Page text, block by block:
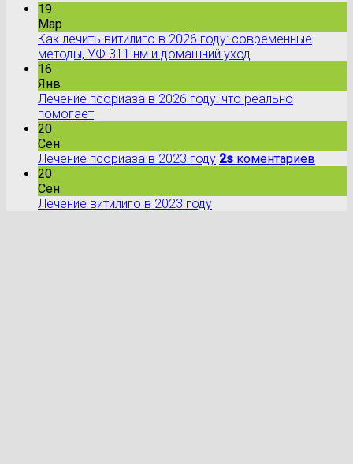
19
Мар
Как лечить витилиго в 2026 году: современные
методы, УФ 311 нм и домашний уход
16
Янв
Лечение псориаза в 2026 году: что реально
помогает
20
Сен
Лечение псориаза в 2023 году 2s коментариев
20
Сен
Лечение витилиго в 2023 году